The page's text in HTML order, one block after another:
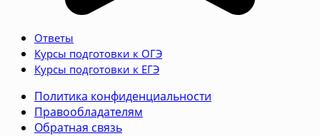
Ответы
Курсы подготовки к ОГЭ
Курсы подготовки к ЕГЭ
Политика конфиденциальности
Правообладателям
Обратная связь